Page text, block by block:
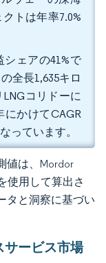
トは年率7.0%
ェアの41%で
全長1,635キロ
コリドーに
にかけてCAGR
っています。
値は、Mordor
使用して算出さ
タと洞察に基づい
サービス市場